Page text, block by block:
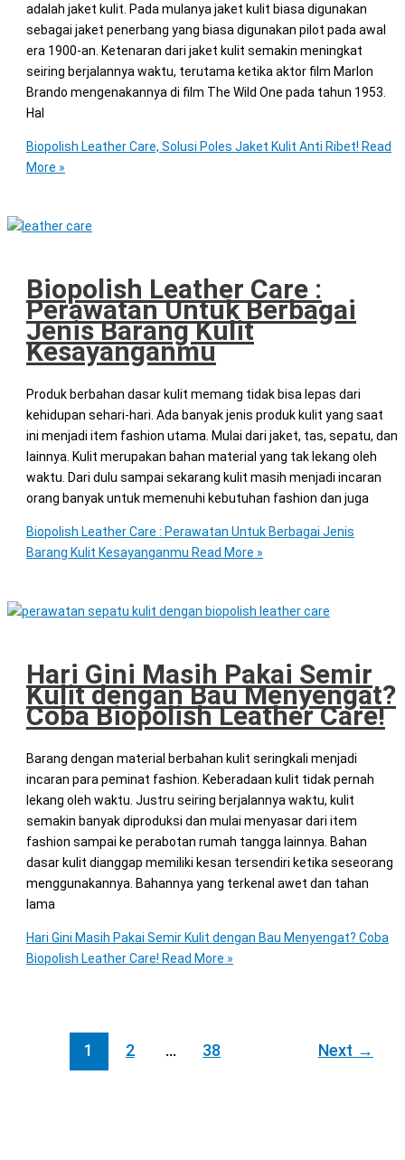
adalah jaket kulit. Pada mulanya jaket kulit biasa digunakan
sebagai jaket penerbang yang biasa digunakan pilot pada awal
era 1900-an. Ketenaran dari jaket kulit semakin meningkat
seiring berjalannya waktu, terutama ketika aktor film Marlon
Brando mengenakannya di film The Wild One pada tahun 1953.
Hal
Biopolish Leather Care, Solusi Poles Jaket Kulit Anti Ribet! Read
More »
Biopolish Leather Care :
Perawatan Untuk Berbagai
Jenis Barang Kulit
Kesayanganmu
Produk berbahan dasar kulit memang tidak bisa lepas dari
kehidupan sehari-hari. Ada banyak jenis produk kulit yang saat
ini menjadi item fashion utama. Mulai dari jaket, tas, sepatu, dan
lainnya. Kulit merupakan bahan material yang tak lekang oleh
waktu. Dari dulu sampai sekarang kulit masih menjadi incaran
orang banyak untuk memenuhi kebutuhan fashion dan juga
Biopolish Leather Care : Perawatan Untuk Berbagai Jenis
Barang Kulit Kesayanganmu Read More »
Hari Gini Masih Pakai Semir
Kulit dengan Bau Menyengat?
Coba Biopolish Leather Care!
Barang dengan material berbahan kulit seringkali menjadi
incaran para peminat fashion. Keberadaan kulit tidak pernah
lekang oleh waktu. Justru seiring berjalannya waktu, kulit
semakin banyak diproduksi dan mulai menyasar dari item
fashion sampai ke perabotan rumah tangga lainnya. Bahan
dasar kulit dianggap memiliki kesan tersendiri ketika seseorang
menggunakannya. Bahannya yang terkenal awet dan tahan
lama
Hari Gini Masih Pakai Semir Kulit dengan Bau Menyengat? Coba
Biopolish Leather Care! Read More »
1 2 … 38 Next →